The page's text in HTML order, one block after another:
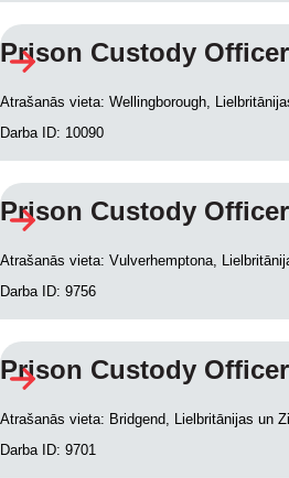
Prison Custody Officer
Atrašanās vieta: Wellingborough,
Darba ID: 10090
Prison Custody Officer
Atrašanās vieta: Vulverhemptona,
Darba ID: 9756
Prison Custody Officer
Atrašanās vieta: Bridgend, Lielbritānijas un
Darba ID: 9701